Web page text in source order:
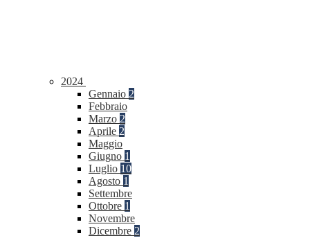
2024
Gennaio 2
Febbraio
Marzo 2
Aprile 2
Maggio
Giugno 1
Luglio 10
Agosto 1
Settembre
Ottobre 1
Novembre
Dicembre 2